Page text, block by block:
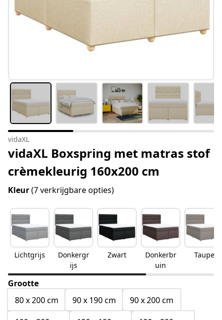
vidaXL
vidaXL Boxspring met matras stof
crèmekleurig 160x200 cm
Kleur(7 verkrijgbare opties)
Lichtgrijs
Donkergr
ijs
Zwart
Donkerbr
uin
Taupe
Grootte
80 x 200 cm
90 x 190 cm
90 x 200 cm